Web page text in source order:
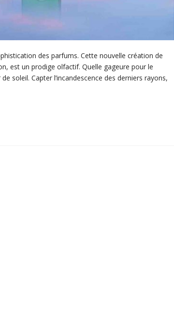
des parfums. Cette nouvelle création de
est un prodige olfactif. Quelle gageure pour le
soleil. Capter l’incandescence des derniers rayons,